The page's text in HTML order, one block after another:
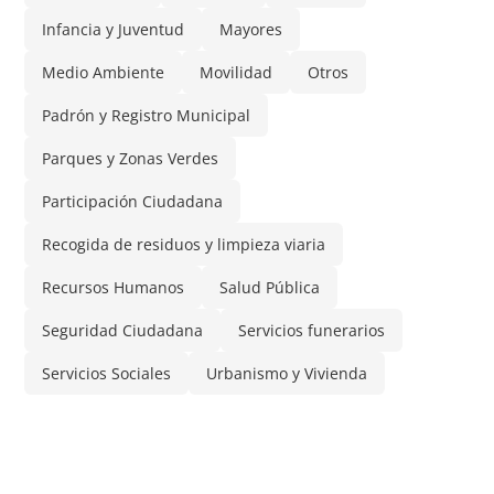
Infancia y Juventud Mayores
Medio Ambiente Movilidad Otros
Padrón y Registro Municipal
Parques y Zonas Verdes
Participación Ciudadana
Recogida de residuos y limpieza viaria
Recursos Humanos Salud Pública
Seguridad Ciudadana Servicios funerarios
Servicios Sociales Urbanismo y Vivienda